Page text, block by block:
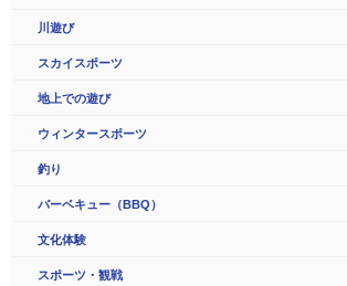
川遊び
スカイスポーツ
地上での遊び
ウィンタースポーツ
釣り
バーベキュー（BBQ）
文化体験
スポーツ・観戦